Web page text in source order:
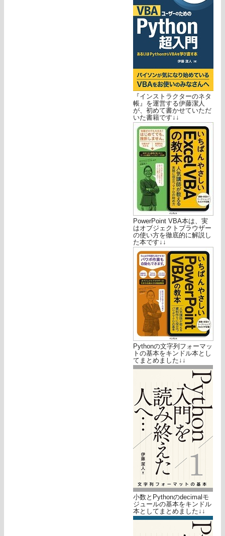
『インストラクターのネタ
帳』を運営する伊藤潔人
が、初めて書かせていただ
いた書籍です↓↓
PowerPoint VBA本は、実
はオブジェクトブラウザー
の使い方を徹底的に解説し
た本です↓↓
Pythonの文字列フォーマッ
トの基本をキンドル本とし
てまとめました↓↓
小数とPythonのdecimalモ
ジュールの基本をキンドル
本としてまとめました↓↓